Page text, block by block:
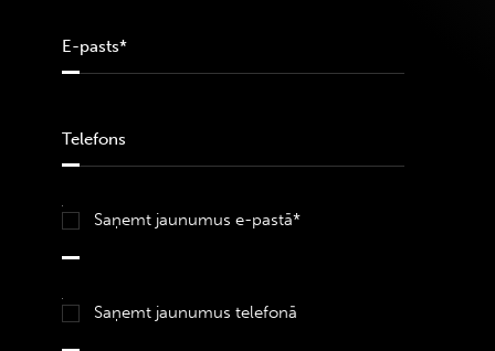
Saņemt jaunumus e-pastā*
Saņemt jaunumus telefonā